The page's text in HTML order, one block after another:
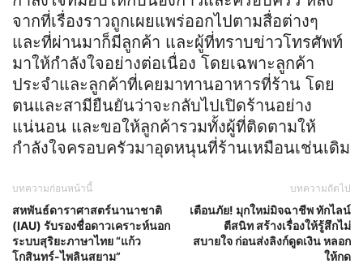
จากที่เรื่องราวถูกเผยแพร่ออกไปตามสื่อต่างๆ
และที่ผ่านมาก็มีลูกค้า และผู้ที่ทราบข่าวโทรศัพท์
มาให้กำลังใจอย่างต่อเนื่อง โดยเฉพาะลูกค้า
ประจำและลูกค้าที่เคยมาทานอาหารที่ร้าน โดย
ตนและสามียืนยันว่าจะกลับไปเปิดร้านอย่าง
แน่นอน และขอให้ลูกค้ารวมทั้งผู้ที่ติดตามให้
กำลังใจครอบครัวมาอุดหนุนที่ร้านเหมือนเช่นเดิม
บทความก่อนหน้านี้
สหพันธ์ดาราศาสตร์นานาชาติ
(IAU) รับรองชื่อดาวเคราะห์นอก
ระบบสุริยะภาษาไทย “แก้ว
โกสินทร์-ไพลินสยาม”
บทความถัดไป
เตือนภัย! มุกใหม่มิจฉาชีพ ทักไลน์
ตีสนิท สร้างเรื่องให้รู้สึกไม่
สบายใจ ก่อนส่งลิงก์ดูดเงิน หลอก
ให้กด